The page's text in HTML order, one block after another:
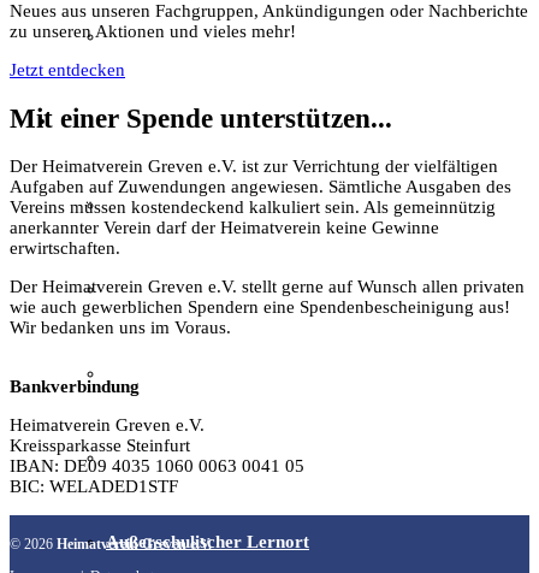
Textil
Sachsenhof
Über den Sachsenhof
Aktuelles vom Sachsenhof
Aktionen & Veranstaltungen
Außerschulischer Lernort
Neues aus unseren Fachgruppen, Ankündigungen oder Nachberichte
zu unseren Aktionen und vieles mehr!
Jetzt entdecken
Mit einer Spende unterstützen...
Der Heimatverein Greven e.V. ist zur Verrichtung der vielfältigen
Aufgaben auf Zuwendungen angewiesen. Sämtliche Ausgaben des
Vereins müssen kostendeckend kalkuliert sein. Als gemeinnützig
anerkannter Verein darf der Heimatverein keine Gewinne
erwirtschaften.
Der Heimatverein Greven e.V. stellt gerne auf Wunsch allen privaten
wie auch gewerblichen Spendern eine Spendenbescheinigung aus!
Wir bedanken uns im Voraus.
Bankverbindung
Heimatverein Greven e.V.
Kreissparkasse Steinfurt
IBAN: DE09 4035 1060 0063 0041 05
BIC: WELADED1STF
© 2026 Heimatverein Greven e.V.